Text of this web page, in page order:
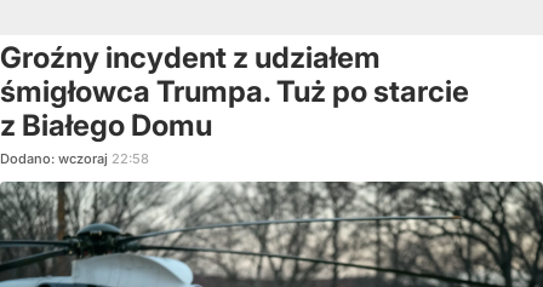
Groźny incydent z udziałem
śmigłowca Trumpa. Tuż po starcie
z Białego Domu
Dodano: wczoraj 22:58